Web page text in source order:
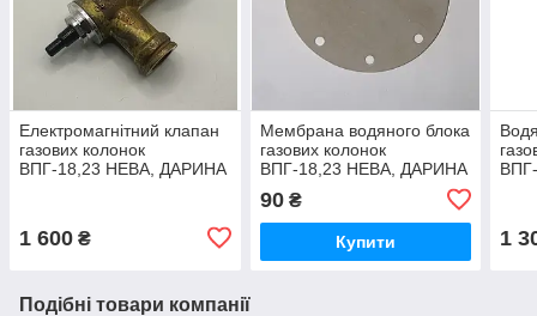
Електромагнітний клапан
газових колонок
ВПГ-18,23 НЕВА, ДАРИНА
1 600 ₴
Мембрана водяного блока
газових колонок
ВПГ-18,23 НЕВА, ДАРИНА
90₴
Купити 1
Подібні товари компанії